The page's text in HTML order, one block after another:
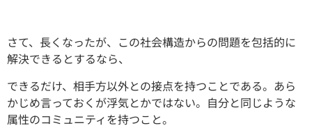
さて、長くなったが、この社会構造からの問題を包括的に
解決できるとするなら、
できるだけ、相手方以外との接点を持つことである。あら
かじめ言っておくが浮気とかではない。自分と同じような
属性のコミュニティを持つこと。